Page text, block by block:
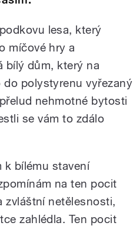
lesa, který
míčové hry a
bílý dům, který na
do polystyrenu vyřezaný
nehmotné bytosti
se vám to zdálo
k bílému stavení
na ten pocit
zvláštní netělesnosti,
zahlédla. Ten pocit